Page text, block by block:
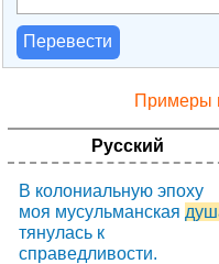
Перевести
Примеры
Русский
В колониальную эпоху
моя мусульманская
тянулась к
справедливости.